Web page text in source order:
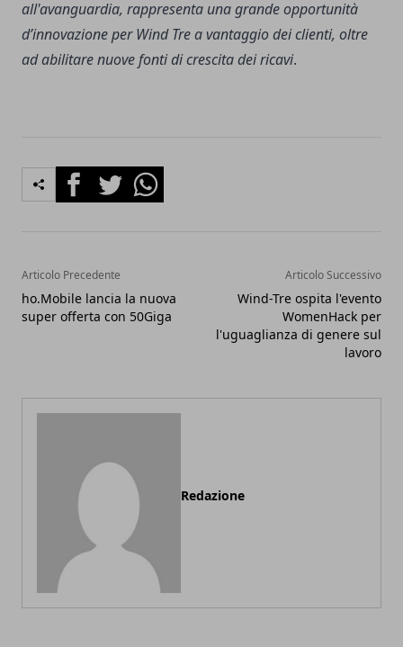
all'avanguardia, rappresenta una grande opportunità
d’innovazione per Wind Tre a vantaggio dei clienti, oltre
ad abilitare nuove fonti di crescita dei ricavi.
FacebookTwitterWhatsapp
Articolo Precedente
ho.Mobile lancia la nuova
super offerta con 50Giga
Articolo Successivo
Wind-Tre ospita l'evento
WomenHack per
l'uguaglianza di genere sul
lavoro
Redazione